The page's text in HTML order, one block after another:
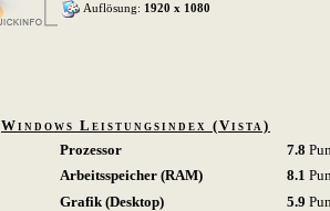
Auflösung: 1920 x 1080
Windows Leistungsindex (Vista)
Prozessor
7.8
Arbeitsspeicher (RAM)
8.1
Grafik (Desktop)
5.9